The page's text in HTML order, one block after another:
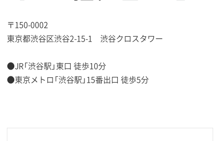
〒150-0002
東京都渋谷区渋谷2-15-1 渋谷クロスタワー
●JR「渋谷駅」東口 徒歩10分
●東京メトロ「渋谷駅」15番出口 徒歩5分